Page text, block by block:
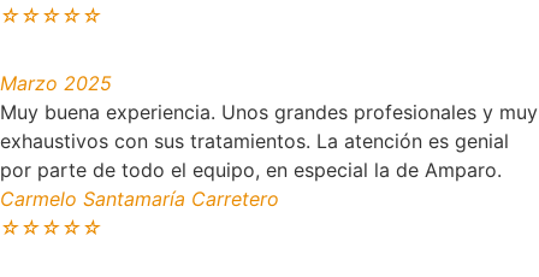
☆☆☆☆☆
Marzo 2025
Muy buena experiencia. Unos grandes profesionales y muy
exhaustivos con sus tratamientos. La atención es genial
por parte de todo el equipo, en especial la de Amparo.
Carmelo Santamaría Carretero
☆☆☆☆☆